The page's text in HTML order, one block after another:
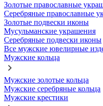
Золотые православные
Серебряные православные
Золотые подвески иконы
Мусульманские украшения
Серебряные подвески иконы
Все мужские ювелирные
Мужские кольца
Мужские золотые кольца
Мужские серебряные кольца
Мужские крестики